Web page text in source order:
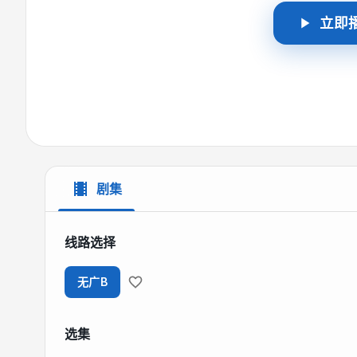
立即
剧集
线路选择
无广B
选集